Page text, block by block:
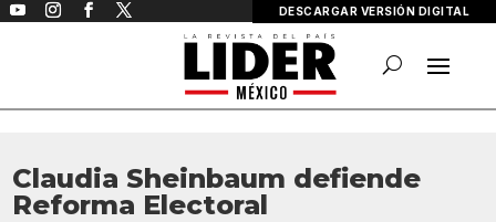
DESCARGAR VERSIÓN DIGITAL
Claudia Sheinbaum defiende
Reforma Electoral